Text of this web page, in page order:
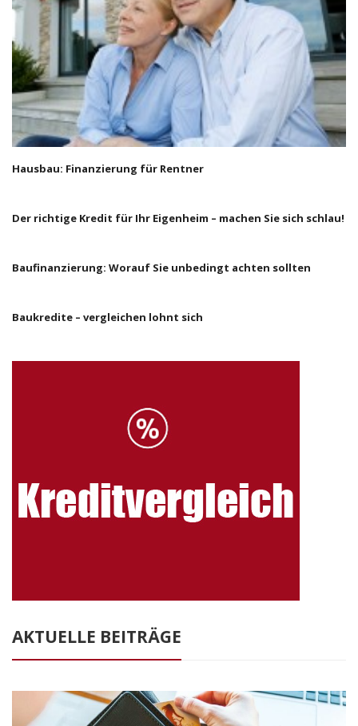
Hausbau: Finanzierung für Rentner
Der richtige Kredit für Ihr Eigenheim – machen Sie sich schlau!
Baufinanzierung: Worauf Sie unbedingt achten sollten
Baukredite – vergleichen lohnt sich
AKTUELLE BEITRÄGE